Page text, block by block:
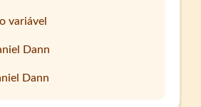
variável
Dann
Dann